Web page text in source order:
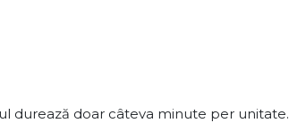
durează doar câteva minute per unitate.